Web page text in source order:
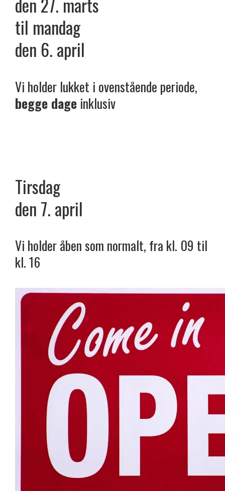
til mandag
den 6. april
Vi holder lukket i ovenstående periode,
begge dageinklusiv
Tirsdag
den 7. april
Vi holder åben som normalt, fra kl. 09 til
kl. 16